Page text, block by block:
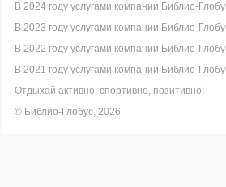
В 2024 году услугами компании Библио-
В 2023 году услугами компании Библио-
В 2022 году услугами компании Библио-
В 2021 году услугами компании Библио-
Отдыхай активно, спортивно, позитивно!
© Библио-Глобус, 2026